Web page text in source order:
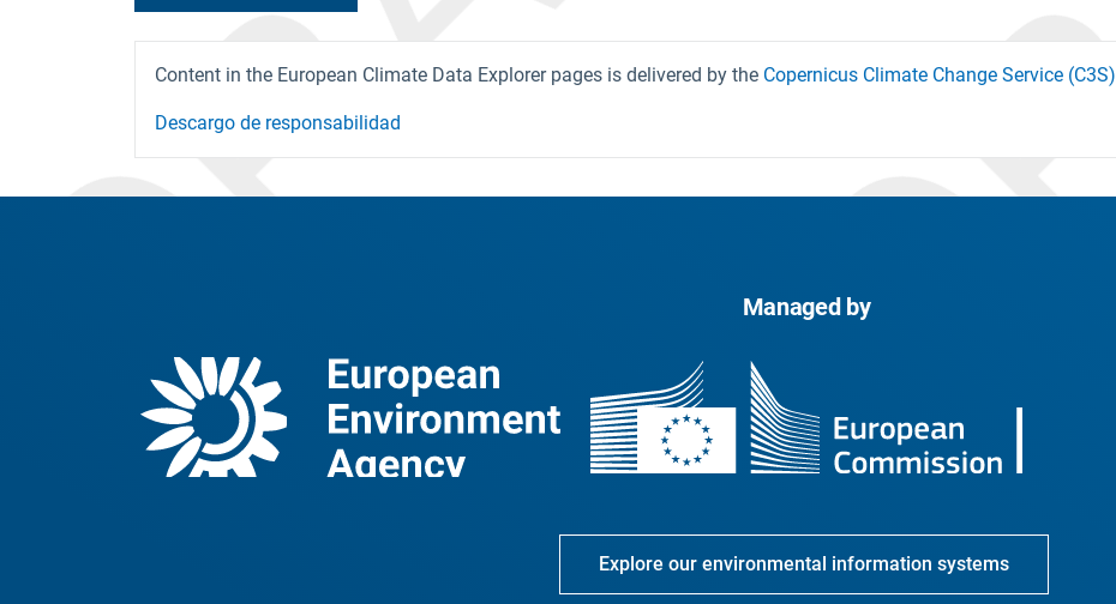
Content in the European Climate Data Explorer pages is delivered by the Copernicus Climate Change Service (C3S)
Descargo de responsabilidad
Managed by
Explore our environmental information systems